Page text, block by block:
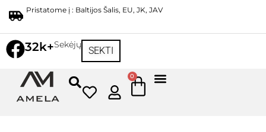
Pristatome į : Baltijos Šalis, EU, JK, JAV
32k+Sekėjų
SEKTI
0